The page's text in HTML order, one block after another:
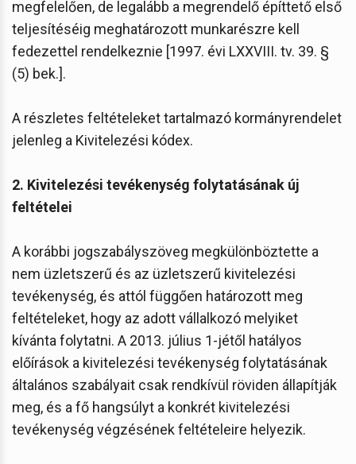
megfelelően, de legalább a megrendelő építtető első
teljesítéséig meghatározott munkarészre kell
fedezettel rendelkeznie [1997. évi LXXVIII. tv. 39. §
(5) bek.].
A részletes feltételeket tartalmazó kormányrendelet
jelenleg a Kivitelezési kódex.
2. Kivitelezési tevékenység folytatásának új
feltételei
A korábbi jogszabályszöveg megkülönböztette a
nem üzletszerű és az üzletszerű kivitelezési
tevékenység, és attól függően határozott meg
feltételeket, hogy az adott vállalkozó melyiket
kívánta folytatni. A 2013. július 1-jétől hatályos
előírások a kivitelezési tevékenység folytatásának
általános szabályait csak rendkívül röviden állapítják
meg, és a fő hangsúlyt a konkrét kivitelezési
tevékenység végzésének feltételeire helyezik.